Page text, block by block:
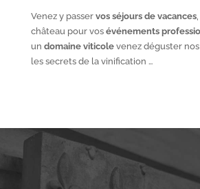
Venez y passer vos séjours de vacances
château pour vos événements
un domaine viticolevenez déguster
les secrets de la vinification …